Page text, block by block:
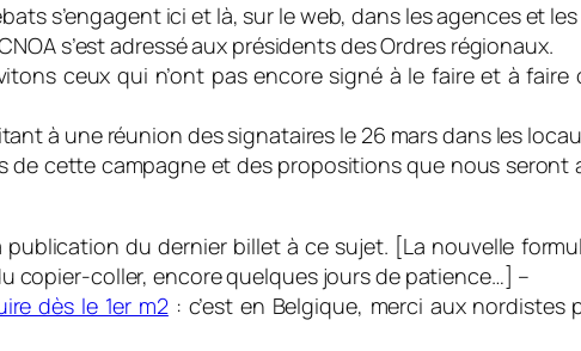
s’engagent ici et là, sur le web, dans les agences et les
s’est adressé aux présidents des Ordres régionaux.
ceux qui n’ont pas encore signé à le faire et à
à une réunion des signataires le 26 mars dans les
cette campagne et des propositions que nous seront
du dernier billet à ce sujet. [La nouvelle
copier-coller, encore quelques jours de patience…] –
dès le 1er m2: c’est en Belgique, merci aux nordistes